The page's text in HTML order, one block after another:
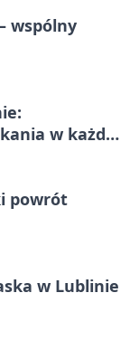
wspólny
w każdą
powrót
w Lublinie